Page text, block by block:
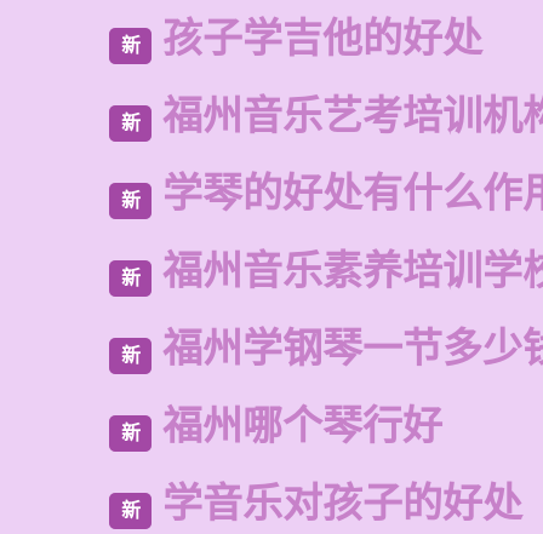
新 孩子学吉他的好处
新 福州音乐艺考培训机
新 学琴的好处有什么作
新 福州音乐素养培训学
新 福州学钢琴一节多少
新 福州哪个琴行好
新 学音乐对孩子的好处